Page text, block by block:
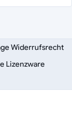
Widerrufsrecht
Lizenzware